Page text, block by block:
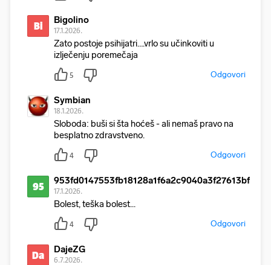
Bi Bigolino
17.1.2026.
Zato postoje psihijatri….vrlo su učinkoviti u
izlječenju poremečaja
5 Odgovori
Symbian
18.1.2026.
Sloboda: buši si šta hoćeš - ali nemaš pravo na
besplatno zdravstveno.
4 Odgovori
95 953fd0147553fb18128a1f6a2c9040a3f27613bf
17.1.2026.
Bolest, teška bolest...
4 Odgovori
Da DajeZG
6.7.2026.